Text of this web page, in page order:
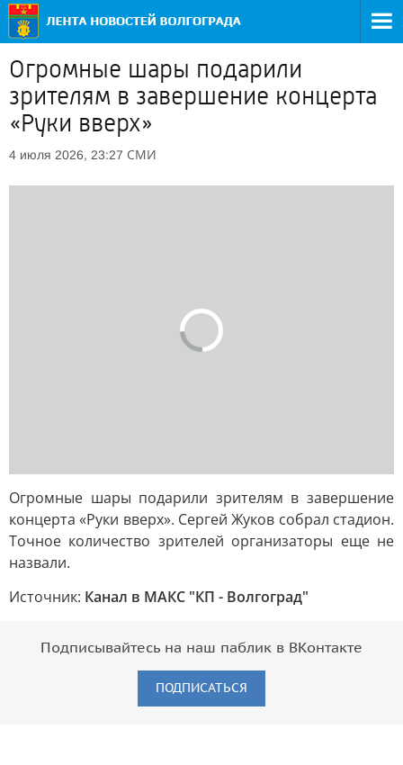
Огромные шары подарили
зрителям в завершение концерта
«Руки вверх»
4 июля 2026, 23:27 СМИ
Огромные шары подарили зрителям в завершение
концерта «Руки вверх». Сергей Жуков собрал стадион.
Точное количество зрителей организаторы еще не
назвали.
Источник: Канал в МАКС "КП - Волгоград"
Подписывайтесь на наш паблик в ВКонтакте
ПОДПИСАТЬСЯ